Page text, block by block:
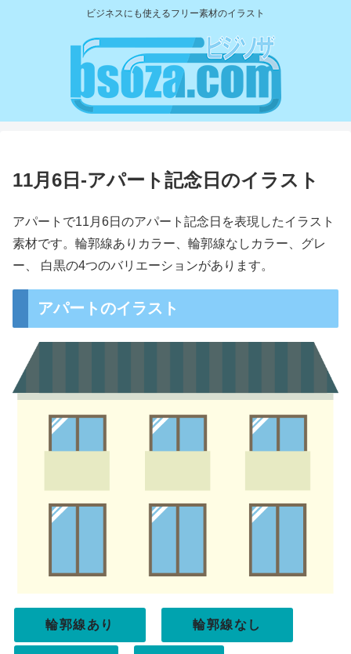
ビジネスにも使えるフリー素材のイラスト
11月6日-アパート記念日のイラスト
アパートで11月6日のアパート記念日を表現したイラスト
素材です。輪郭線ありカラー、輪郭線なしカラー、グレ
ー、 白黒の4つのバリエーションがあります。
アパートのイラスト
輪郭線あり 輪郭線なし